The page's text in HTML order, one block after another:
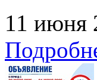
11 июня